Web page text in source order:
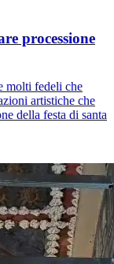
processione
molti fedeli che
artistiche che
della festa di santa